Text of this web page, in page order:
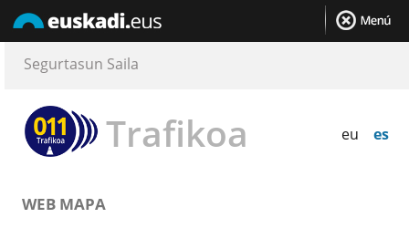
Trafikoa eu es
Segurtasun Saila
WEB MAPA